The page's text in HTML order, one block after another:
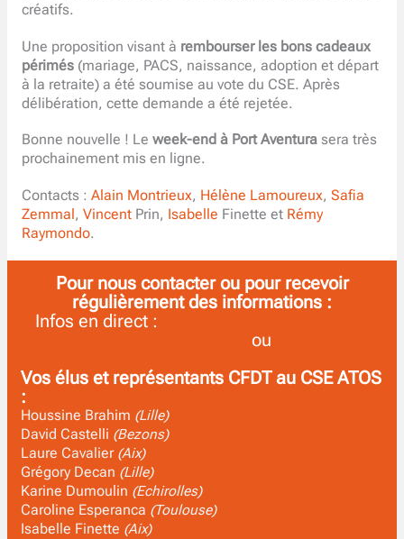
créatifs.
Une proposition visant à rembourser les bons cadeaux
périmés(mariage, PACS, naissance, adoption et départ
à la retraite) a été soumise au vote du CSE. Après
délibération, cette demande a été rejetée.
Bonne nouvelle ! Le week-end à Port Aventura sera très
prochainement mis en ligne.
Contacts : Alain Montrieux, Hélène Lamoureux, Safia
Zemmal , VincentPrin, Isabelle Finette et Rémy
Raymondo.
Pour nous contacter ou pour recevoir
régulièrement des informations :
Infos en direct :
ou
Vos élus et représentants CFDT au CSE ATOS
:
Houssine Brahim (Lille)
David Castelli (Bezons)
Laure Cavalier (Aix)
Grégory Decan (Lille)
Karine Dumoulin (Echirolles)
Caroline Esperanca (Toulouse)
Isabelle Finette (Aix)